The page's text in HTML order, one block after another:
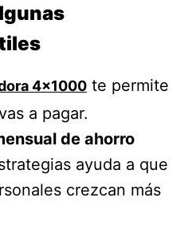
4×1000 te permite
a pagar.
de ahorro
ayuda a que
crezcan más